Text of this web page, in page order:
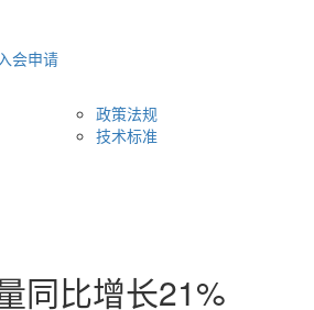
入会申请
政策法规
技术标准
同比增长21%